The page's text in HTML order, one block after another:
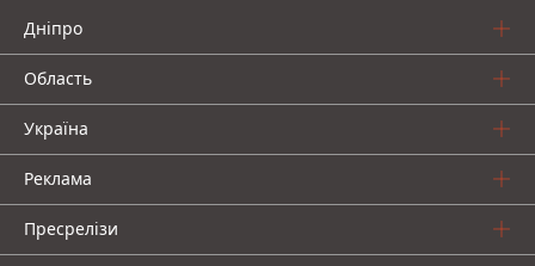
Дніпро
Область
Україна
Реклама
Пресрелізи